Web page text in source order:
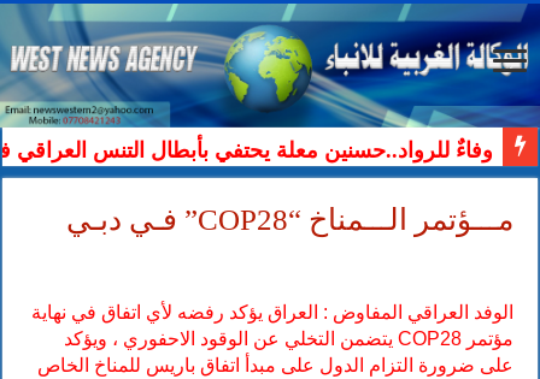
وفاءٌ للرواد..حسنين معلة يحتفي بأبطال التنس العراقي
مـــؤتمر الـــمناخ “COP28” فـي دبـي
الوفد العراقي المفاوض : العراق يؤكد رفضه لأي اتفاق في نهاية
مؤتمر COP28 يتضمن التخلي عن الوقود الاحفوري ، ويؤكد
على ضرورة التزام الدول على مبدأ اتفاق باريس للمناخ الخاص